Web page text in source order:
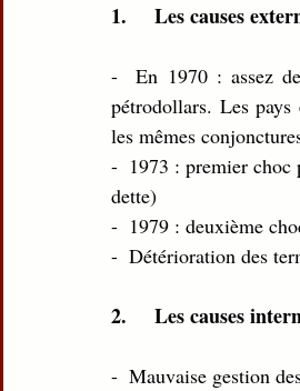
1.     Les causes
-  En 1970 : assez
pétrodollars. Les pays
les mêmes
-  1973 : premier choc
dette)
-  1979 : deuxième
-  Détérioration des
2.     Les causes
-  Mauvaise gestion